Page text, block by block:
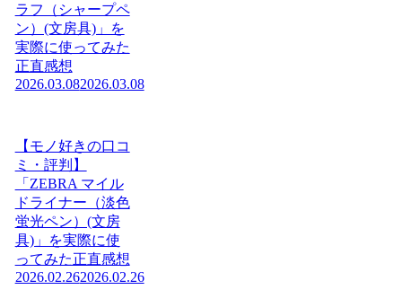
ラフ（シャープペ
ン）(文房具)」を
実際に使ってみた
正直感想
2026.03.082026.03.08
【モノ好きの口コ
ミ・評判】
「ZEBRA マイル
ドライナー（淡色
蛍光ペン）(文房
具)」を実際に使
ってみた正直感想
2026.02.262026.02.26